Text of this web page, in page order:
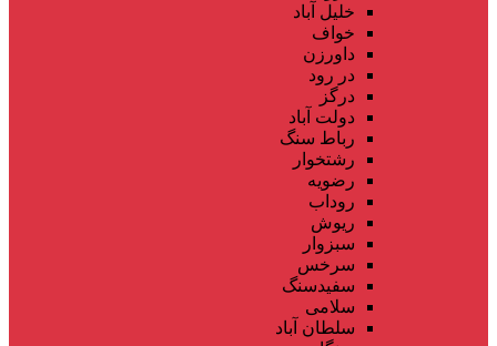
خلیل آباد
خواف
داورزن
در رود
درگز
دولت آباد
رباط سنگ
رشتخوار
رضویه
روداب
ریوش
سبزوار
سرخس
سفیدسنگ
سلامی
سلطان آباد